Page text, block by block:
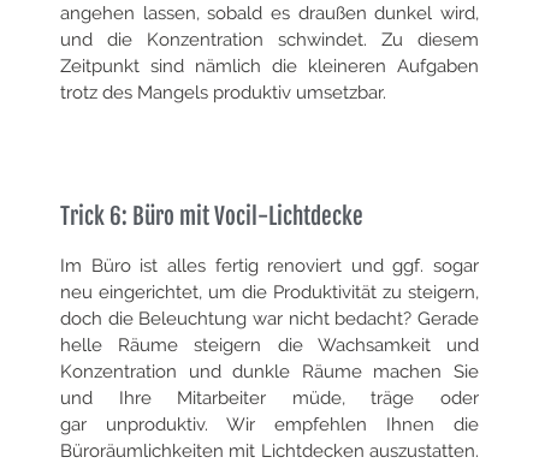
angehen lassen, sobald es draußen dunkel wird,
und die Konzentration schwindet. Zu diesem
Zeitpunkt sind nämlich die kleineren Aufgaben
trotz des Mangels produktiv umsetzbar.
Trick 6: Büro mit Vocil-Lichtdecke
Im Büro ist alles fertig renoviert und ggf. sogar
neu eingerichtet, um die Produktivität zu steigern,
doch die Beleuchtung war nicht bedacht? Gerade
helle Räume steigern die Wachsamkeit und
Konzentration und dunkle Räume machen Sie
und Ihre Mitarbeiter müde, träge oder
gar unproduktiv. Wir empfehlen Ihnen die
Büroräumlichkeiten mit Lichtdecken auszustatten.